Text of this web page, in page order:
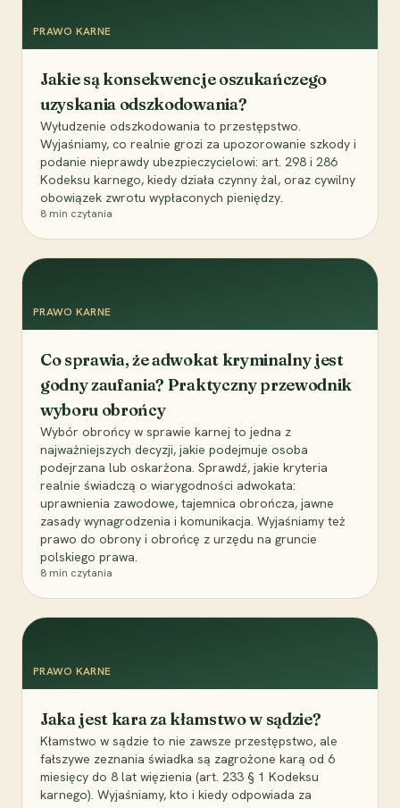
PRAWO KARNE
Jakie są konsekwencje oszukańczego
uzyskania odszkodowania?
Wyłudzenie odszkodowania to przestępstwo.
Wyjaśniamy, co realnie grozi za upozorowanie szkody i
podanie nieprawdy ubezpieczycielowi: art. 298 i 286
Kodeksu karnego, kiedy działa czynny żal, oraz cywilny
obowiązek zwrotu wypłaconych pieniędzy.
8 min czytania
PRAWO KARNE
Co sprawia, że adwokat kryminalny jest
godny zaufania? Praktyczny przewodnik
wyboru obrońcy
Wybór obrońcy w sprawie karnej to jedna z
najważniejszych decyzji, jakie podejmuje osoba
podejrzana lub oskarżona. Sprawdź, jakie kryteria
realnie świadczą o wiarygodności adwokata:
uprawnienia zawodowe, tajemnica obrończa, jawne
zasady wynagrodzenia i komunikacja. Wyjaśniamy też
prawo do obrony i obrońcę z urzędu na gruncie
polskiego prawa.
8 min czytania
PRAWO KARNE
Jaka jest kara za kłamstwo w sądzie?
Kłamstwo w sądzie to nie zawsze przestępstwo, ale
fałszywe zeznania świadka są zagrożone karą od 6
miesięcy do 8 lat więzienia (art. 233 § 1 Kodeksu
karnego). Wyjaśniamy, kto i kiedy odpowiada za